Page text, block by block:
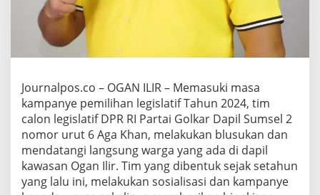
n
C
l
e
g
D
P
R
R
I
P
Journalpos.co – OGAN ILIR – Memasuki masa
kampanye pemilihan legislatif Tahun 2024, tim
calon legislatif DPR RI Partai Golkar Dapil Sumsel 2
nomor urut 6 Aga Khan, melakukan blusukan dan
mendatangi langsung warga yang ada di dapil
kawasan Ogan Ilir. Tim yang dibentuk sejak setahun
yang lalu ini, melakukan sosialisasi dan kampanye